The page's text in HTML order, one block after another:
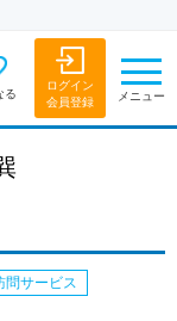
る
ログイン
会員登録
メニュー
問サービス